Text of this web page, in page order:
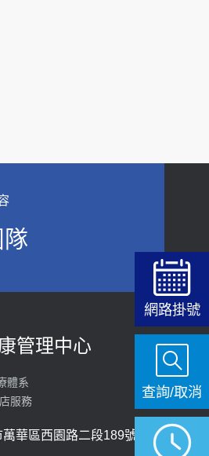
診 – 成人】預約
苗】門診預約
管理中心
體系
服務
萬華區西園路二段189號
網路掛號
查詢/取消